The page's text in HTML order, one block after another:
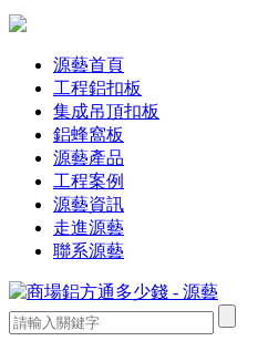
源藝首頁
工程鋁扣板
集成吊頂扣板
鋁蜂窩板
源藝產品
工程案例
源藝資訊
走進源藝
聯系源藝